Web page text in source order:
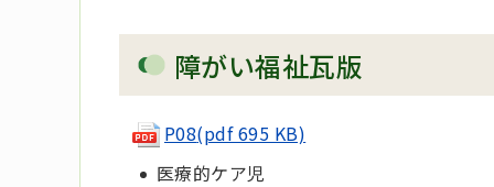
障がい福祉瓦版
P08(pdf 695 KB)
医療的ケア児